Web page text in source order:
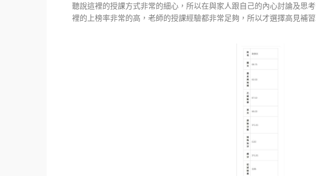
聽說這裡的授課方式非常的細心，所以在與家人跟自己的內心討論及思
裡的上榜率非常的高，老師的授課經驗都非常足夠，所以才選擇高見補習